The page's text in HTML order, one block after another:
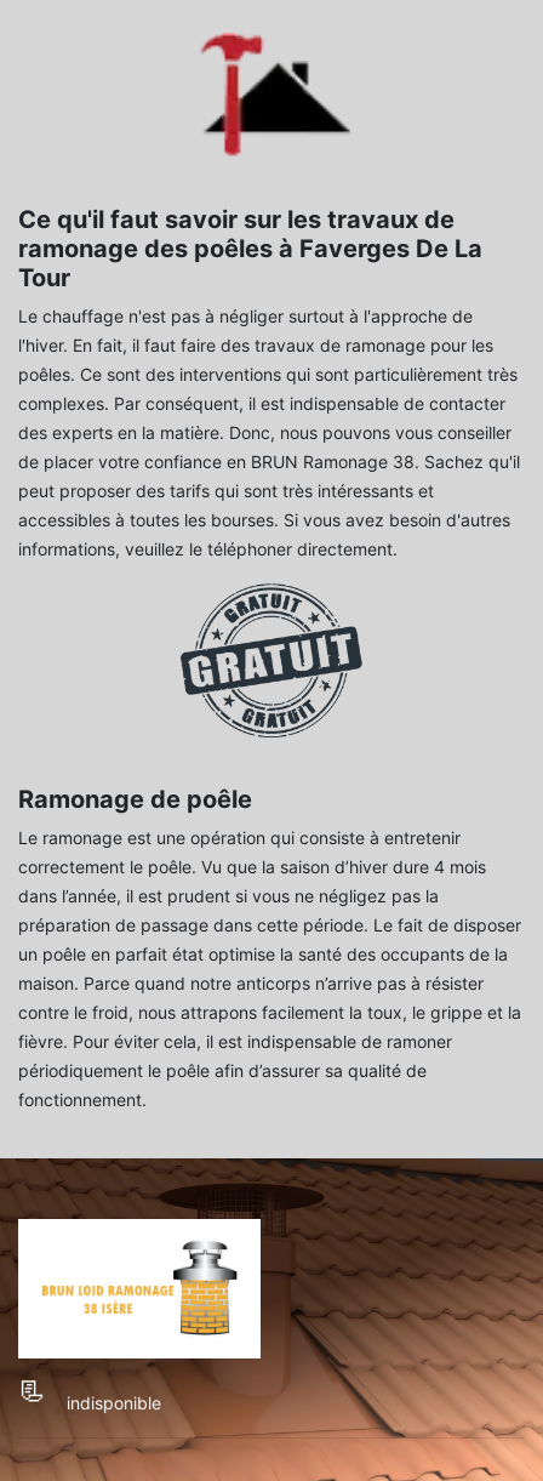
Ce qu'il faut savoir sur les travaux de
ramonage des poêles à Faverges De La
Tour
Le chauffage n'est pas à négliger surtout à l'approche de
l'hiver. En fait, il faut faire des travaux de ramonage pour les
poêles. Ce sont des interventions qui sont particulièrement très
complexes. Par conséquent, il est indispensable de contacter
des experts en la matière. Donc, nous pouvons vous conseiller
de placer votre confiance en BRUN Ramonage 38. Sachez qu'il
peut proposer des tarifs qui sont très intéressants et
accessibles à toutes les bourses. Si vous avez besoin d'autres
informations, veuillez le téléphoner directement.
Ramonage de poêle
Le ramonage est une opération qui consiste à entretenir
correctement le poêle. Vu que la saison d’hiver dure 4 mois
dans l’année, il est prudent si vous ne négligez pas la
préparation de passage dans cette période. Le fait de disposer
un poêle en parfait état optimise la santé des occupants de la
maison. Parce quand notre anticorps n’arrive pas à résister
contre le froid, nous attrapons facilement la toux, le grippe et la
fièvre. Pour éviter cela, il est indispensable de ramoner
périodiquement le poêle afin d’assurer sa qualité de
fonctionnement.
indisponible